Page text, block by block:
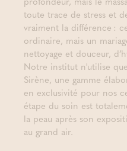
toute trace de stress et
vraiment la différence :
ordinaire, mais un
nettoyage et douceur,
Notre institut n'utilise
Sirène, une gamme
en exclusivité pour nos
étape du soin est
la peau après son
au grand air.